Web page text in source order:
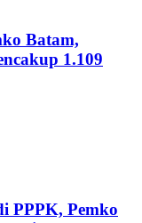
Batam,
1.109
PPPK, Pemko